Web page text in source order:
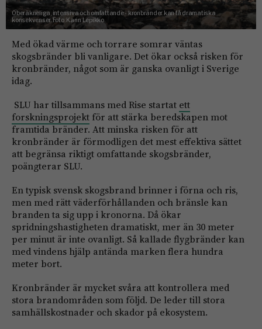
Oberäkneliga, intensiva och omfattande - kronbränder kan få dramatiska
konsekvenser.Foto:Karin Lepikko.
Med ökad värme och torrare somrar väntas
skogsbränder bli vanligare. Det ökar också risken för
kronbränder, något som är ganska ovanligt i Sverige
idag.
SLU har tillsammans med Rise startat ett
forskningsprojekt för att stärka beredskapen mot
framtida bränder. Att minska risken för att
kronbränder är förmodligen det mest effektiva sättet
att begränsa riktigt omfattande skogsbränder,
poängterar SLU.
En typisk svensk skogsbrand brinner i förna och ris,
men med rätt väderförhållanden och bränsle kan
branden ta sig upp i kronorna. Då ökar
spridningshastigheten dramatiskt, mer än 30 meter
per minut är inte ovanligt. Så kallade flygbränder kan
med vindens hjälp antända marken flera hundra
meter bort.
Kronbränder är mycket svåra att kontrollera med
stora brandområden som följd. De leder till stora
samhällskostnader och skador på ekosystem.